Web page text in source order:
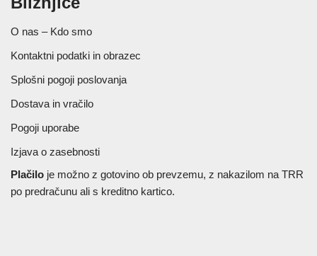
O nas – Kdo smo
Kontaktni podatki in obrazec
Splošni pogoji poslovanja
Dostava in vračilo
Pogoji uporabe
Izjava o zasebnosti
Plačilo je možno z gotovino ob prevzemu, z nakazilom na TRR
po predračunu ali s kreditno kartico.